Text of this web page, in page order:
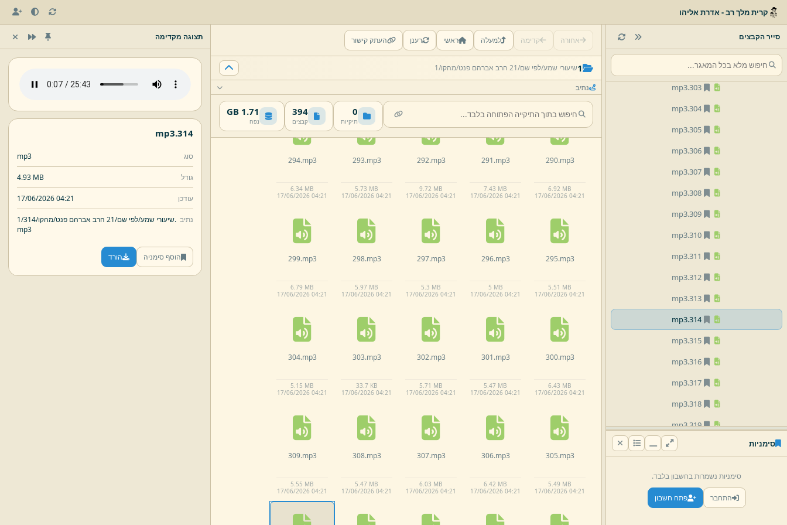
קרית מלך רב - אדרת אליהו
סייר הקבצים
300.
mp3
302.
303.
mp3
304.
mp3
305.
mp3
306.
mp3
307.
mp3
308.
mp3
309.
mp3
310.
mp3
311.
mp3
312.
mp3
313.
mp3
314.
mp3
315.
mp3
316.
mp3
317.
mp3
318.
mp3
319.
mp3
mp3
322.
mp3
323.
mp3
סימניות
סימניות נשמרות בחשבון בלבד.
התחבר פתח חשבון
אחורה קדימה למעלה ראשי רענן העתק קישור
1שיעורי שמע/לפי שם/21 הרב אברהם פנט/ מהקו/1
נתיב
0
תיקיות
394
קבצים
1.71 GB
נפח
17/06/2026 04:21
17/06/2026 04:21
17/06/2026 04:21
17/06/2026 04:21
17/06/2026 04:21
290.mp3
6.92 MB
17/06/2026 04:21
291.mp3
7.43 MB
17/06/2026 04:21
292.mp3
9.72 MB
17/06/2026 04:21
293.mp3
5.73 MB
17/06/2026 04:21
294.mp3
6.34 MB
17/06/2026 04:21
295.mp3
5.51 MB
17/06/2026 04:21
296.mp3
5 MB
17/06/2026 04:21
297.mp3
5.3 MB
17/06/2026 04:21
298.mp3
5.97 MB
17/06/2026 04:21
299.mp3
6.79 MB
17/06/2026 04:21
300.mp3
6.43 MB
17/06/2026 04:21
301.mp3
5.47 MB
17/06/2026 04:21
302.mp3
5.71 MB
17/06/2026 04:21
303.mp3
33.7 KB
17/06/2026 04:21
304.mp3
5.15 MB
17/06/2026 04:21
305.mp3
5.49 MB
17/06/2026 04:21
306.mp3
6.42 MB
17/06/2026 04:21
307.mp3
6.03 MB
17/06/2026 04:21
308.mp3
5.47 MB
17/06/2026 04:21
309.mp3
5.55 MB
17/06/2026 04:21
תצוגה מקדימה
314.
mp3
סוג mp3
גודל 4.93 MB
עודכן 17/06/2026 04:21
נתיב שיעורי שמע/לפי שם/21 הרב אברהם פנט/ מהקו/ 1/
314.
mp3
הוסף סימניה הורד